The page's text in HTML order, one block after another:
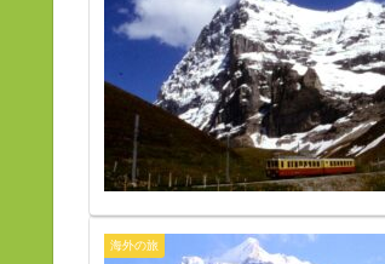
海外の旅